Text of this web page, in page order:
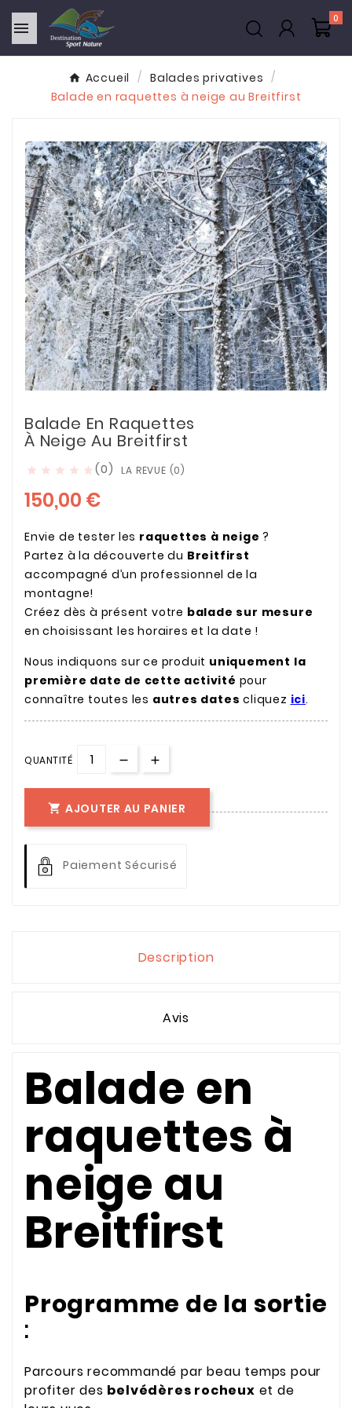

0
Accueil
Balades privatives
Balade en raquettes à neige au Breitfirst
Balade En Raquettes
À Neige Au Breitfirst
     (0) LA REVUE (0)
150,00 €
Envie de tester les raquettes à neige ?
Partez à la découverte du Breitfirst
accompagné d’un professionnel de la
montagne!
Créez dès à présent votre balade sur mesure
en choisissant les horaires et la date !
Nous indiquons sur ce produit uniquement la
première date de cette activité pour
connaître toutes les autres dates cliquez ici.
QUANTITÉ
 AJOUTER AU PANIER
Paiement Sécurisé
Description
Avis
Balade en
raquettes à
neige au
Breitfirst
Programme de la sortie
:
Parcours recommandé par beau temps pour
profiter des belvédères rocheux et de